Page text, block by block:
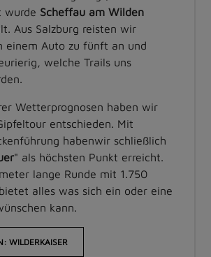
wurde Scheffau am Wilden
Aus Salzburg reisten wir
einem Auto zu fünft an und
welche Trails uns
Wetterprognosen haben wir
entschieden. Mit
habenwir schließlich
" als höchsten Punkt erreicht.
lange Runde mit 1.750
alles was sich ein oder eine
kann.
WILDERKAISER